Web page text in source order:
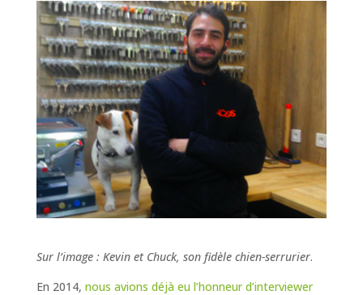
Sur l’image : Kevin et Chuck, son fidèle chien-serrurier.
En 2014, nous avions déjà eu l’honneur d’interviewer